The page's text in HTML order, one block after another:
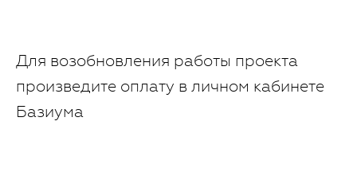
Для возобновления работы проекта
произведите оплату в личном кабинете
Базиума